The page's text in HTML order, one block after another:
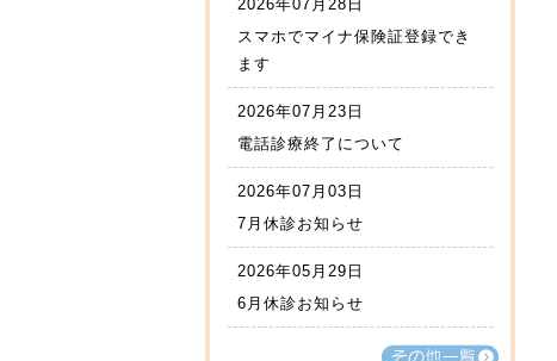
2026年07月28日
スマホでマイナ保険証登録でき
ます
2026年07月23日
電話診療終了について
2026年07月03日
7月休診お知らせ
2026年05月29日
6月休診お知らせ